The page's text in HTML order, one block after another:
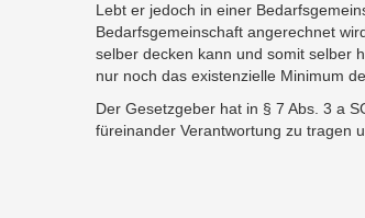
Lebt er jedoch in einer
Bedarfsgemeinschaft angerechnet
selber decken kann und somit selber
nur noch das existenzielle Minimum
Der Gesetzgeber hat in § 7 Abs. 3 a
füreinander Verantwortung zu tragen